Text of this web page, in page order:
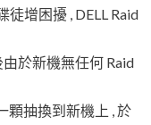
增困擾 , DELL Raid
於新機無任何 Raid
顆抽換到新機上 , 於